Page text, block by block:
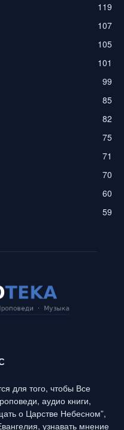
119
107
105
101
99
85
82
75
71
70
60
59
для того, чтобы Все
аудио книги,
о Царстве Небесном”,
узнавать мнение